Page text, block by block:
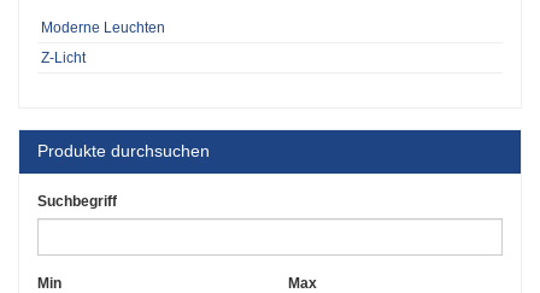
Moderne Leuchten
Z-Licht
Produkte durchsuchen
Suchbegriff
Min Max